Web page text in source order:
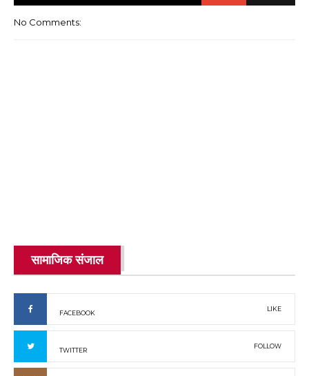
No Comments:
सामाजिक संजाल
FACEBOOK
LIKE
TWITTER
FOLLOW